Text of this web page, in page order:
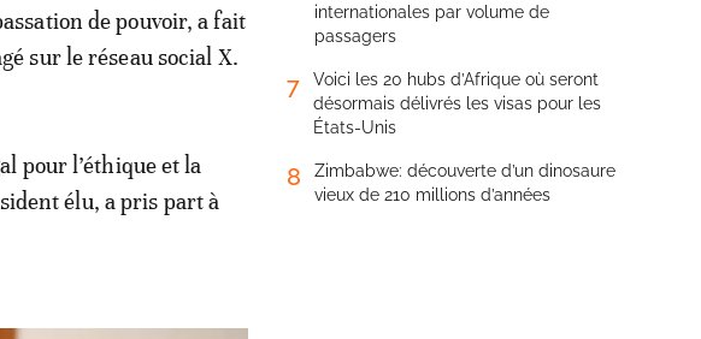
de pouvoir, a fait
sur le réseau social X.
pour l’éthique et la
élu, a pris part à
internationales par volume de
passagers
7
Voici les 20 hubs d’Afrique où seront
désormais délivrés les visas pour les
États-Unis
8
Zimbabwe: découverte d’un dinosaure
vieux de 210 millions d’années